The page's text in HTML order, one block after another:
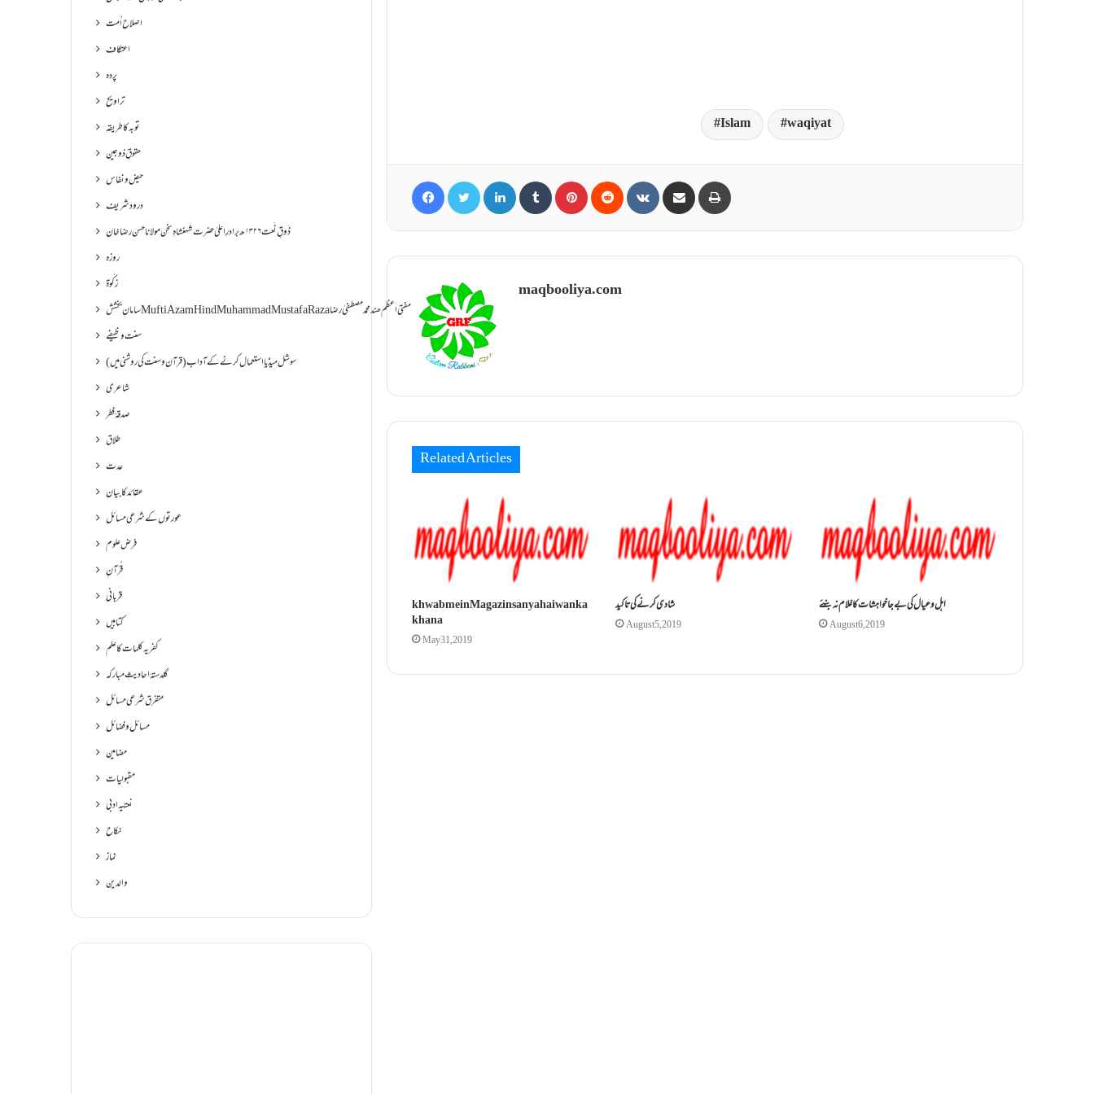
Islam waqiyat
maqbooliya.com
Related Articles
khwab mein Magaz insan ya haiwan ka
khana
May 31, 2019
شادی کرنے کی تاکید
August 5, 2019
اہل و عیال کی بے جا خواہشات کا غلام نہ بنئے
August 6, 2019
اصلاح اُمت
اعتکاف
پردہ
تراویح
توبہ کا طریقہ
حقوقِ ذوجین
حیض و نفاس
درود شریف
ذَوقِ نَعت ۱۳۲۶ھ برادرِ اعلیٰ حضرت شہنشاہِ سخن مولانا حسن رضا خان
روزہ
زکٰوۃ
سامانِ بخشش Mufti Azam Hind Muhammad Mustafa Raza مفتی اعظم ھند محمد مصطفیٰ رضا
سنت وظیفے
سوشل میڈیا استعمال کرنے کے آداب (قرآن و سنت کی روشنی میں)
شاعری
صدقۂ فطر
طلاق
عدت
عقائد کا بیان
عورتوں کے شرعی مسائل
فرض علوم
قُرآنِ
قربانی
کتابیں
کفریہ کلمات کا علم
گلدستۂ احادیثِ مبارکہ
متفرق شرعی مسائل
مسائل و فضائل
مضامین
مقبولیات
نعتیہ ادبی
نکاح
نماز
والدین